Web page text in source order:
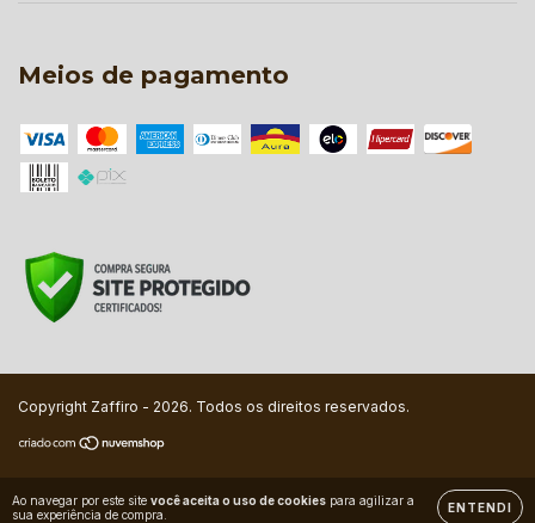
Ao navegar por este site você aceita o uso de cookies para agilizar a
sua experiência de compra.
ENTENDI
Meios de pagamento
Copyright Zaffiro - 2026. Todos os direitos reservados.